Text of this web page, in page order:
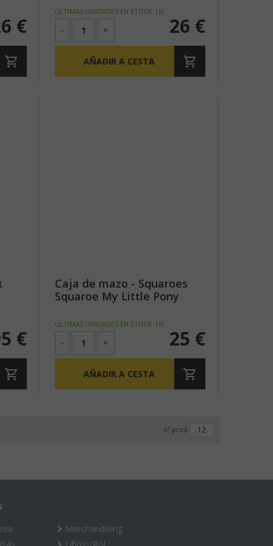
€
"Secrets of Strixhaven" -
ÚLTIMAS UNIDADES EN STOCK (1 )
26 €
- +
AÑADIR A CESTA
€
Caja de mazo - Squaroes
Squaroe My Little Pony
MLP009 - Spike
ÚLTIMAS UNIDADES EN STOCK (1 )
25 €
- +
AÑADIR A CESTA
nº prod
Merchandising